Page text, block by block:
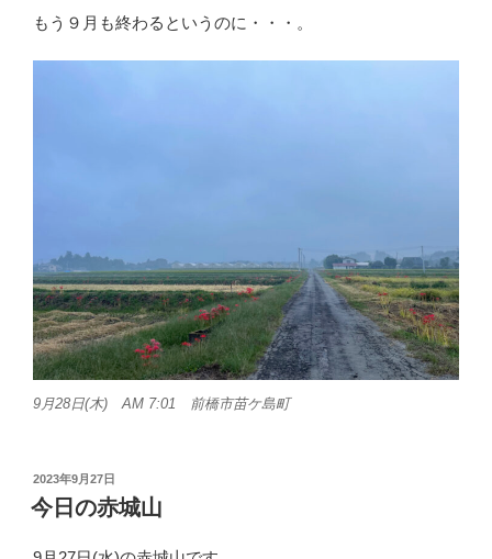
もう９月も終わるというのに・・・。
9月28日(木) AM 7:01 前橋市苗ケ島町
投
稿
日:
2023年9月27日
今日の赤城山